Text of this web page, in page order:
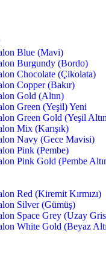
Blue (Mavi)
Burgundy (Bordo)
Chocolate (Çikolata)
Copper (Bakır)
Gold (Altın)
Green (Yeşil)Yeni
Green Gold (Yeşil
Mix (Karışık)
Navy (Gece Mavisi)
Pink (Pembe)
Pink Gold (Pembe
Red (Kiremit Kırmızı)
Silver (Gümüş)
Space Grey (Uzay
White Gold (Beyaz